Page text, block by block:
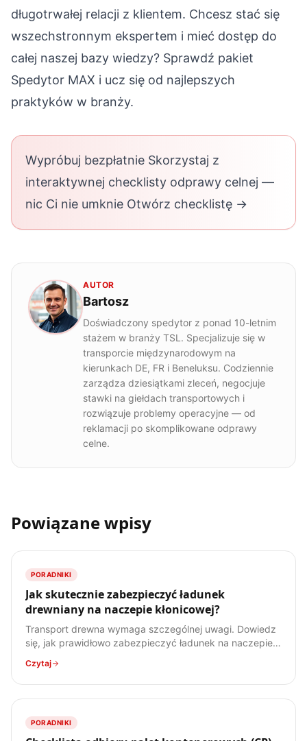
długotrwałej relacji z klientem. Chcesz stać się
wszechstronnym ekspertem i mieć dostęp do
całej naszej bazy wiedzy? Sprawdź pakiet
Spedytor MAX i ucz się od najlepszych
praktyków w branży.
Wypróbuj bezpłatnie Skorzystaj z
interaktywnej checklisty odprawy celnej —
nic Ci nie umknie Otwórz checklistę →
AUTOR
Bartosz
Doświadczony spedytor z ponad 10-letnim
stażem w branży TSL. Specjalizuje się w
transporcie międzynarodowym na
kierunkach DE, FR i Beneluksu. Codziennie
zarządza dziesiątkami zleceń, negocjuje
stawki na giełdach transportowych i
rozwiązuje problemy operacyjne — od
reklamacji po skomplikowane odprawy
celne.
Powiązane wpisy
PORADNIKI
Jak skutecznie zabezpieczyć ładunek
drewniany na naczepie kłonicowej?
Transport drewna wymaga szczególnej uwagi. Dowiedz
się, jak prawidłowo zabezpieczyć ładunek na naczepie
Czytaj
PORADNIKI